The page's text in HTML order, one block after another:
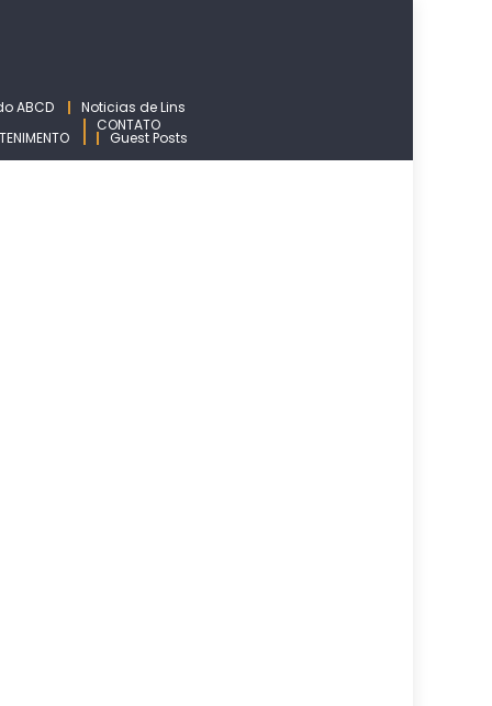
ABCD
Noticias de Lins
CONTATO
Guest Posts